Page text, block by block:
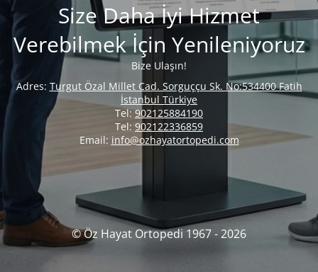
Size Daha İyi Hizmet
Verebilmek İçin Yenileniyoruz
Bize Ulaşın!
Adres: Turgut Özal Millet Cad. Sorguççu Sk. No:534400 Fatih
İstanbul Türkiye
Tel:902125884190
Tel: 902122336859
Email: info@ozhayatortopedi.com
© Öz Hayat Ortopedi 1967 - 2026